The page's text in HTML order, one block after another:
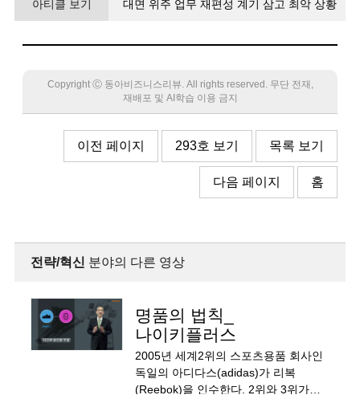
아티클 보기
대면 위주 업무 재편성 계기 삼고 최악 상황
Copyright Ⓒ 동아비즈니스리뷰. All rights reserved. 무단 전재,
재배포 및 AI학습 이용 금지
이전 페이지 293호 보기 목록 보기
다음 페이지 홈
전략/혁신 분야의 다른 영상
명품의 법칙_
나이키플러스
2005년 세계2위의 스포츠용품 회사인
독일의 아디다스(adidas)가 리복
(Reebok)을 인수한다. 2위와 3위가